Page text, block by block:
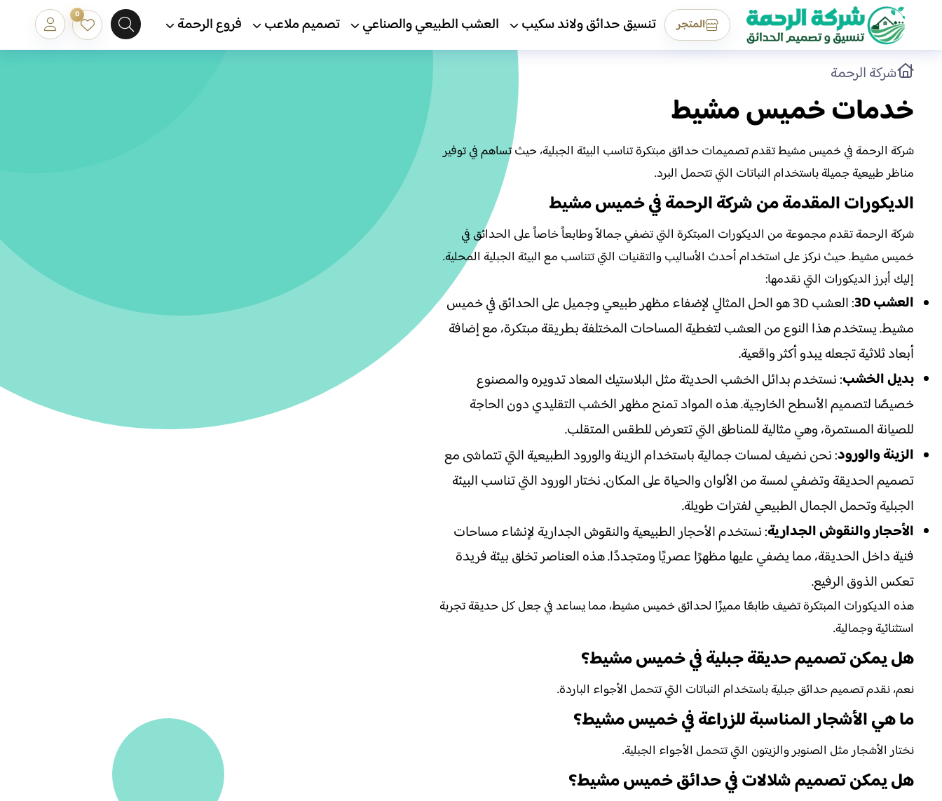
المتجر تنسيق حدائق ولاند سكيب العشب الطبيعي والصناعي تصميم ملاعب فروع الرحمة 0
شركة الرحمة
خدمات خميس مشيط
شركة الرحمة في خميس مشيط تقدم تصميمات حدائق مبتكرة تناسب البيئة الجبلية، حيث تساهم في توفير
مناظر طبيعية جميلة باستخدام النباتات التي تتحمل البرد.
الديكورات المقدمة من شركة الرحمة في خميس مشيط
شركة الرحمة تقدم مجموعة من الديكورات المبتكرة التي تضفي جمالاً وطابعاً خاصاً على الحدائق في
خميس مشيط. حيث نركز على استخدام أحدث الأساليب والتقنيات التي تتناسب مع البيئة الجبلية المحلية.
إليك أبرز الديكورات التي نقدمها:
العشب 3D
: العشب 3D هو الحل المثالي لإضفاء مظهر طبيعي وجميل على الحدائق في خميس
مشيط. يستخدم هذا النوع من العشب لتغطية المساحات المختلفة بطريقة مبتكرة، مع إضافة
أبعاد ثلاثية تجعله يبدو أكثر واقعية.
بديل الخشب: نستخدم بدائل الخشب الحديثة مثل البلاستيك المعاد تدويره والمصنوع
خصيصًا لتصميم الأسطح الخارجية. هذه المواد تمنح مظهر الخشب التقليدي دون الحاجة
للصيانة المستمرة، وهي مثالية للمناطق التي تتعرض للطقس المتقلب.
الزينة والورود: نحن نضيف لمسات جمالية باستخدام الزينة والورود الطبيعية التي تتماشى مع
تصميم الحديقة وتضفي لمسة من الألوان والحياة على المكان. نختار الورود التي تناسب البيئة
الجبلية وتحمل الجمال الطبيعي لفترات طويلة.
الأحجار والنقوش الجدارية: نستخدم الأحجار الطبيعية والنقوش الجدارية لإنشاء مساحات
فنية داخل الحديقة، مما يضفي عليها مظهرًا عصريًا ومتجددًا. هذه العناصر تخلق بيئة فريدة
تعكس الذوق الرفيع.
هذه الديكورات المبتكرة تضيف طابعًا مميزًا لحدائق خميس مشيط، مما يساعد في جعل كل حديقة تجربة
استثنائية وجمالية.
هل يمكن تصميم حديقة جبلية في خميس مشيط؟
نعم، نقدم تصميم حدائق جبلية باستخدام النباتات التي تتحمل الأجواء الباردة.
ما هي الأشجار المناسبة للزراعة في خميس مشيط؟
نختار الأشجار مثل الصنوبر والزيتون التي تتحمل الأجواء الجبلية.
هل يمكن تصميم شلالات في حدائق خميس مشيط؟